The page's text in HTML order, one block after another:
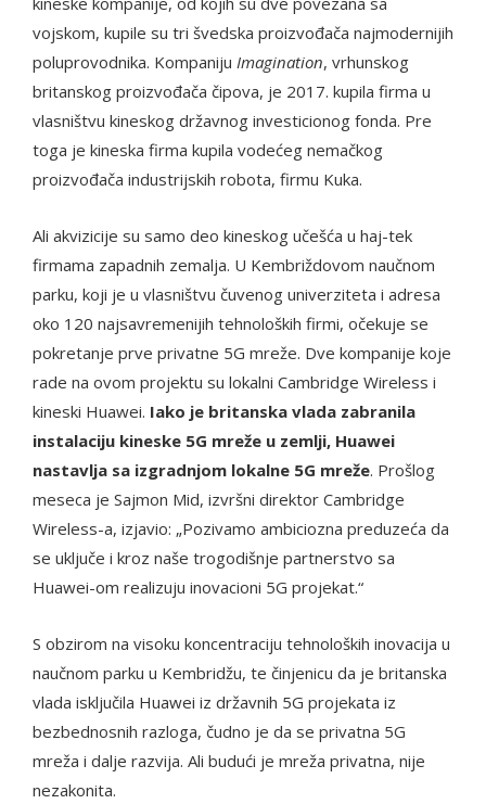
vojskom, kupile su tri švedska proizvođača najmodernijih
poluprovodnika. Kompaniju Imagination, vrhunskog
britanskog proizvođača čipova, je 2017. kupila firma u
vlasništvu kineskog državnog investicionog fonda. Pre
toga je kineska firma kupila vodećeg nemačkog
proizvođača industrijskih robota, firmu Kuka.
Ali akvizicije su samo deo kineskog učešća u haj-tek
firmama zapadnih zemalja. U Kembriždovom naučnom
parku, koji je u vlasništvu čuvenog univerziteta i adresa
oko 120 najsavremenijih tehnoloških firmi, očekuje se
pokretanje prve privatne 5G mreže. Dve kompanije koje
rade na ovom projektu su lokalni Cambridge Wireless i
kineski Huawei. Iako je britanska vlada zabranila
instalaciju kineske 5G mreže u zemlji, Huawei
nastavlja sa izgradnjom lokalne 5G mreže. Prošlog
meseca je Sajmon Mid, izvršni direktor Cambridge
Wireless-a, izjavio: „Pozivamo ambiciozna preduzeća da
se uključe i kroz naše trogodišnje partnerstvo sa
Huawei-om realizuju inovacioni 5G projekat.“
S obzirom na visoku koncentraciju tehnoloških inovacija u
naučnom parku u Kembridžu, te činjenicu da je britanska
vlada isključila Huawei iz državnih 5G projekata iz
bezbednosnih razloga, čudno je da se privatna 5G
mreža i dalje razvija. Ali budući je mreža privatna, nije
nezakonita.